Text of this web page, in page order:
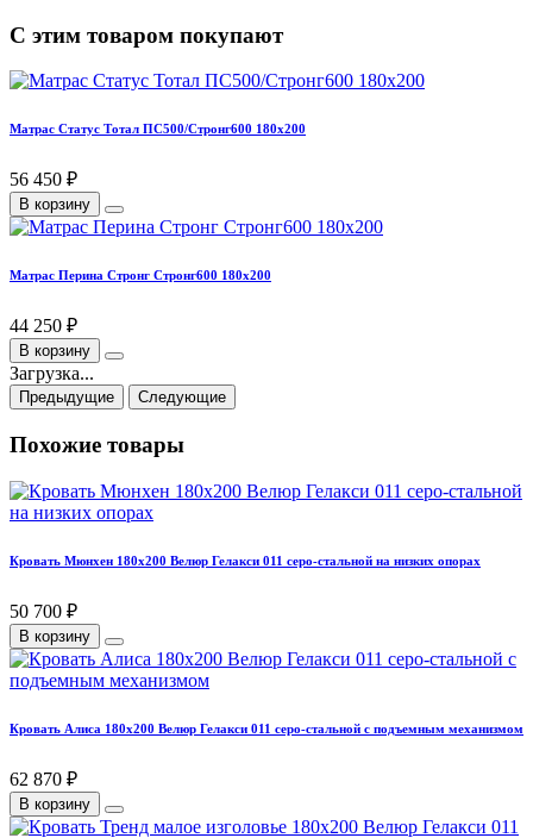
С этим товаром покупают
Матрас Статус Тотал ПС500/Стронг600 180х200
56 450 ₽
В корзину
Матрас Перина Стронг Стронг600 180х200
44 250 ₽
В корзину
Загрузка...
Предыдущие Следующие
Похожие товары
Кровать Мюнхен 180х200 Велюр Гелакси 011 серо-стальной на низких опорах
50 700 ₽
В корзину
Кровать Алиса 180х200 Велюр Гелакси 011 серо-стальной с подъемным механизмом
62 870 ₽
В корзину